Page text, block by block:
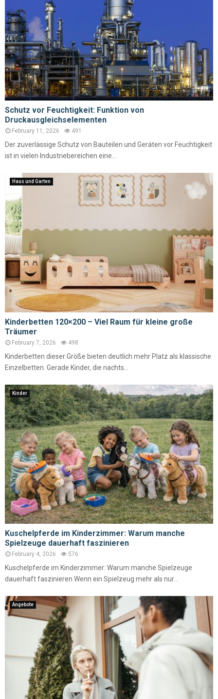
Schutz vor Feuchtigkeit: Funktion von
Druckausgleichselementen
February 11, 2026 491
Der zuverlässige Schutz von Bauteilen und Geräten vor Feuchtigkeit
ist in vielen Industriebereichen eine...
Haus und Garten
Kinderbetten 120×200 – Viel Raum für kleine große
Träumer
February 7, 2026 498
Kinderbetten dieser Größe bieten deutlich mehr Platz als klassische
Einzelbetten. Gerade Kinder, die nachts...
Kinder
Kuschelpferde im Kinderzimmer: Warum manche
Spielzeuge dauerhaft faszinieren
February 4, 2026 576
Kuschelpferde im Kinderzimmer: Warum manche Spielzeuge
dauerhaft faszinieren Wenn ein Spielzeug mehr als nur...
Angebote